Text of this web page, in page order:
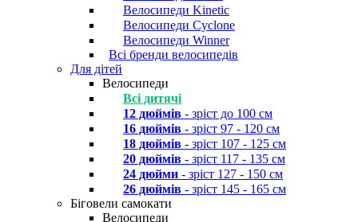
Велосипеди Kinetic
Велосипеди Cyclone
Велосипеди Winner
Всі бренди велосипедів
Для дітей
Велосипеди
Всі дитячі
12 дюймів - зріст до 100 см
16 дюймів - зріст 97 - 120 см
18 дюймів - зріст 107 - 125 см
20 дюймів - зріст 117 - 135 см
24 дюйми - зріст 127 - 150 см
26 дюймів - зріст 145 - 165 см
Біговели самокати
Велосипеди